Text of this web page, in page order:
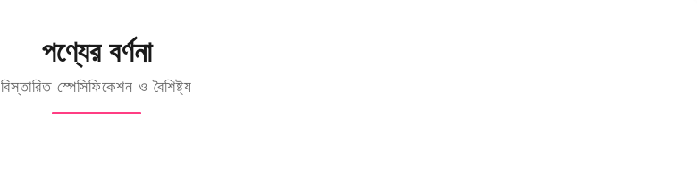
পণ্যের বর্ণনা
বিস্তারিত স্পেসিফিকেশন ও বৈশিষ্ট্য